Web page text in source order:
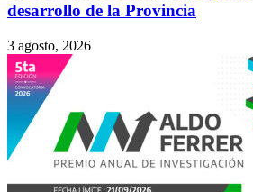
desarrollo de la Provincia
3 agosto, 2026